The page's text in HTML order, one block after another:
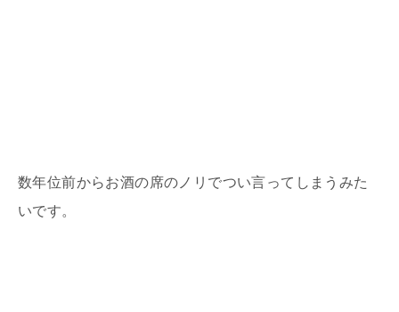
数年位前からお酒の席のノリでつい言ってしまうみた
いです。